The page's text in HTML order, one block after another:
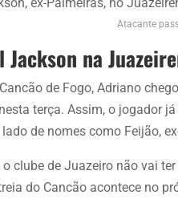
Atacante
na
de Fogo, Adriano
terça. Assim, o jogador
de nomes como Feijão,
clube de Juazeiro não vai
do Cancão acontece no